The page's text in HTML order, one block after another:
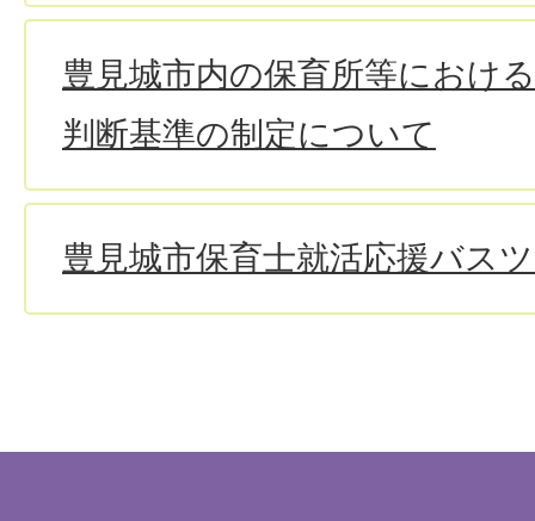
豊見城市内の保育所等におけ
判断基準の制定について
豊見城市保育士就活応援バス